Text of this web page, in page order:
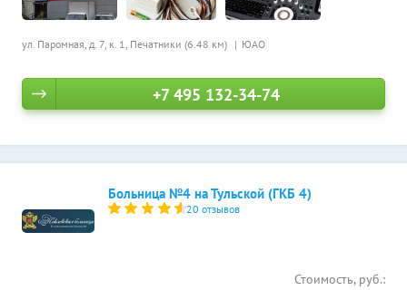
ул. Паромная, д. 7, к. 1, Печатники (6.48 км) ЮАО
+7 495 132-34-74
Больница №4 на Тульской (ГКБ 4)
20 отзывов
Стоимость, руб.: